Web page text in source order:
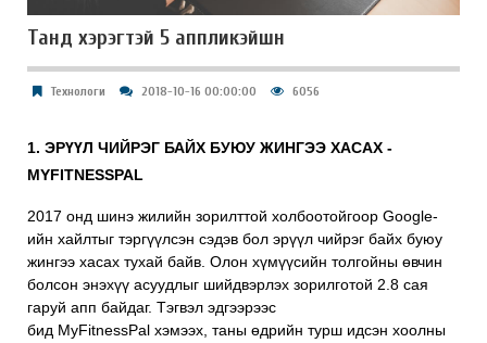
Танд хэрэгтэй 5 аппликэйшн
Технологи 2018-10-16 00:00:00 6056
1. ЭРҮҮЛ ЧИЙРЭГ БАЙХ БУЮУ ЖИНГЭЭ ХАСАХ -
MYFITNESSPAL
2017 онд шинэ жилийн зорилттой холбоотойгоор Google-
ийн хайлтыг тэргүүлсэн сэдэв бол эрүүл чийрэг байх буюу
жингээ хасах тухай байв. Олон хүмүүсийн толгойны өвчин
болсон энэхүү асуудлыг шийдвэрлэх зорилготой 2.8 сая
гаруй апп байдаг. Тэгвэл эдгээрээс
бид MyFitnessPal хэмээх, таны өдрийн турш идсэн хоолны